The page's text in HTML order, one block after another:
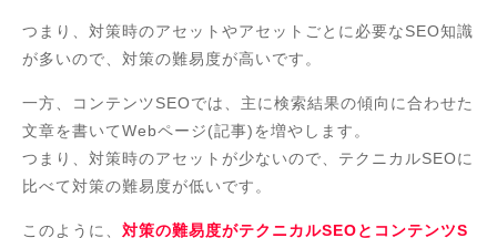
つまり、対策時のアセットやアセットごとに必要なSEO知識
が多いので、対策の難易度が高いです。
一方、コンテンツSEOでは、主に検索結果の傾向に合わせた
文章を書いてWebページ(記事)を増やします。
つまり、対策時のアセットが少ないので、テクニカルSEOに
比べて対策の難易度が低いです。
このように、 対策の難易度がテクニカルSEOとコンテンツS